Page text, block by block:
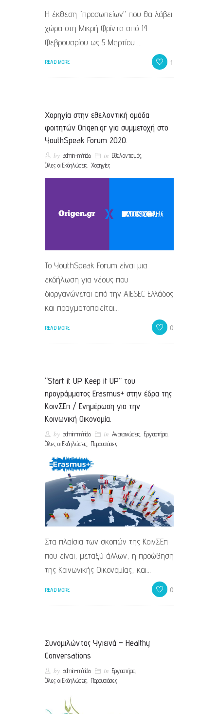
Η έκθεση “προσωπείων” που θα λάβει
χώρα στη Μικρή Φρίντα από 14
Φεβρουαρίου ως 5 Μαρτίου,…
READ MORE 1
Χορηγία στην εθελοντική ομάδα
φοιτητών Origen.gr για συμμετοχή στο
YouthSpeak Forum 2020.
by admin-mfrida in Εθελοντισμός,
Όλες οι Εκδηλώσεις, Χορηγίες
Το YouthSpeak Forum είναι μια
εκδήλωση για νέους που
διοργανώνεται από την AIESEC Ελλάδος
και πραγματοποιείται…
READ MORE 0
“Start it UP Keep it UP” του
προγράμματος Erasmus+ στην έδρα της
ΚοινΣΕπ / Ενημέρωση για την
Κοινωνική Οικονομία.
by admin-mfrida in Ανακοινώσεις, Εργαστήρια,
Όλες οι Εκδηλώσεις, Παρουσιάσεις
Στα πλαίσια των σκοπών της ΚοινΣΕπ
που είναι, μεταξύ άλλων, η προώθηση
της Κοινωνικής Οικονομίας, και…
READ MORE 0
Συνομιλώντας Υγιεινά – Healthy
Conversations
by admin-mfrida in Εργαστήρια,
Όλες οι Εκδηλώσεις, Παρουσιάσεις